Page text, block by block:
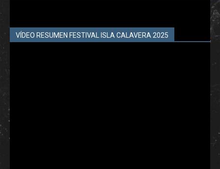
VÍDEO RESUMEN FESTIVAL ISLA CALAVERA 2025